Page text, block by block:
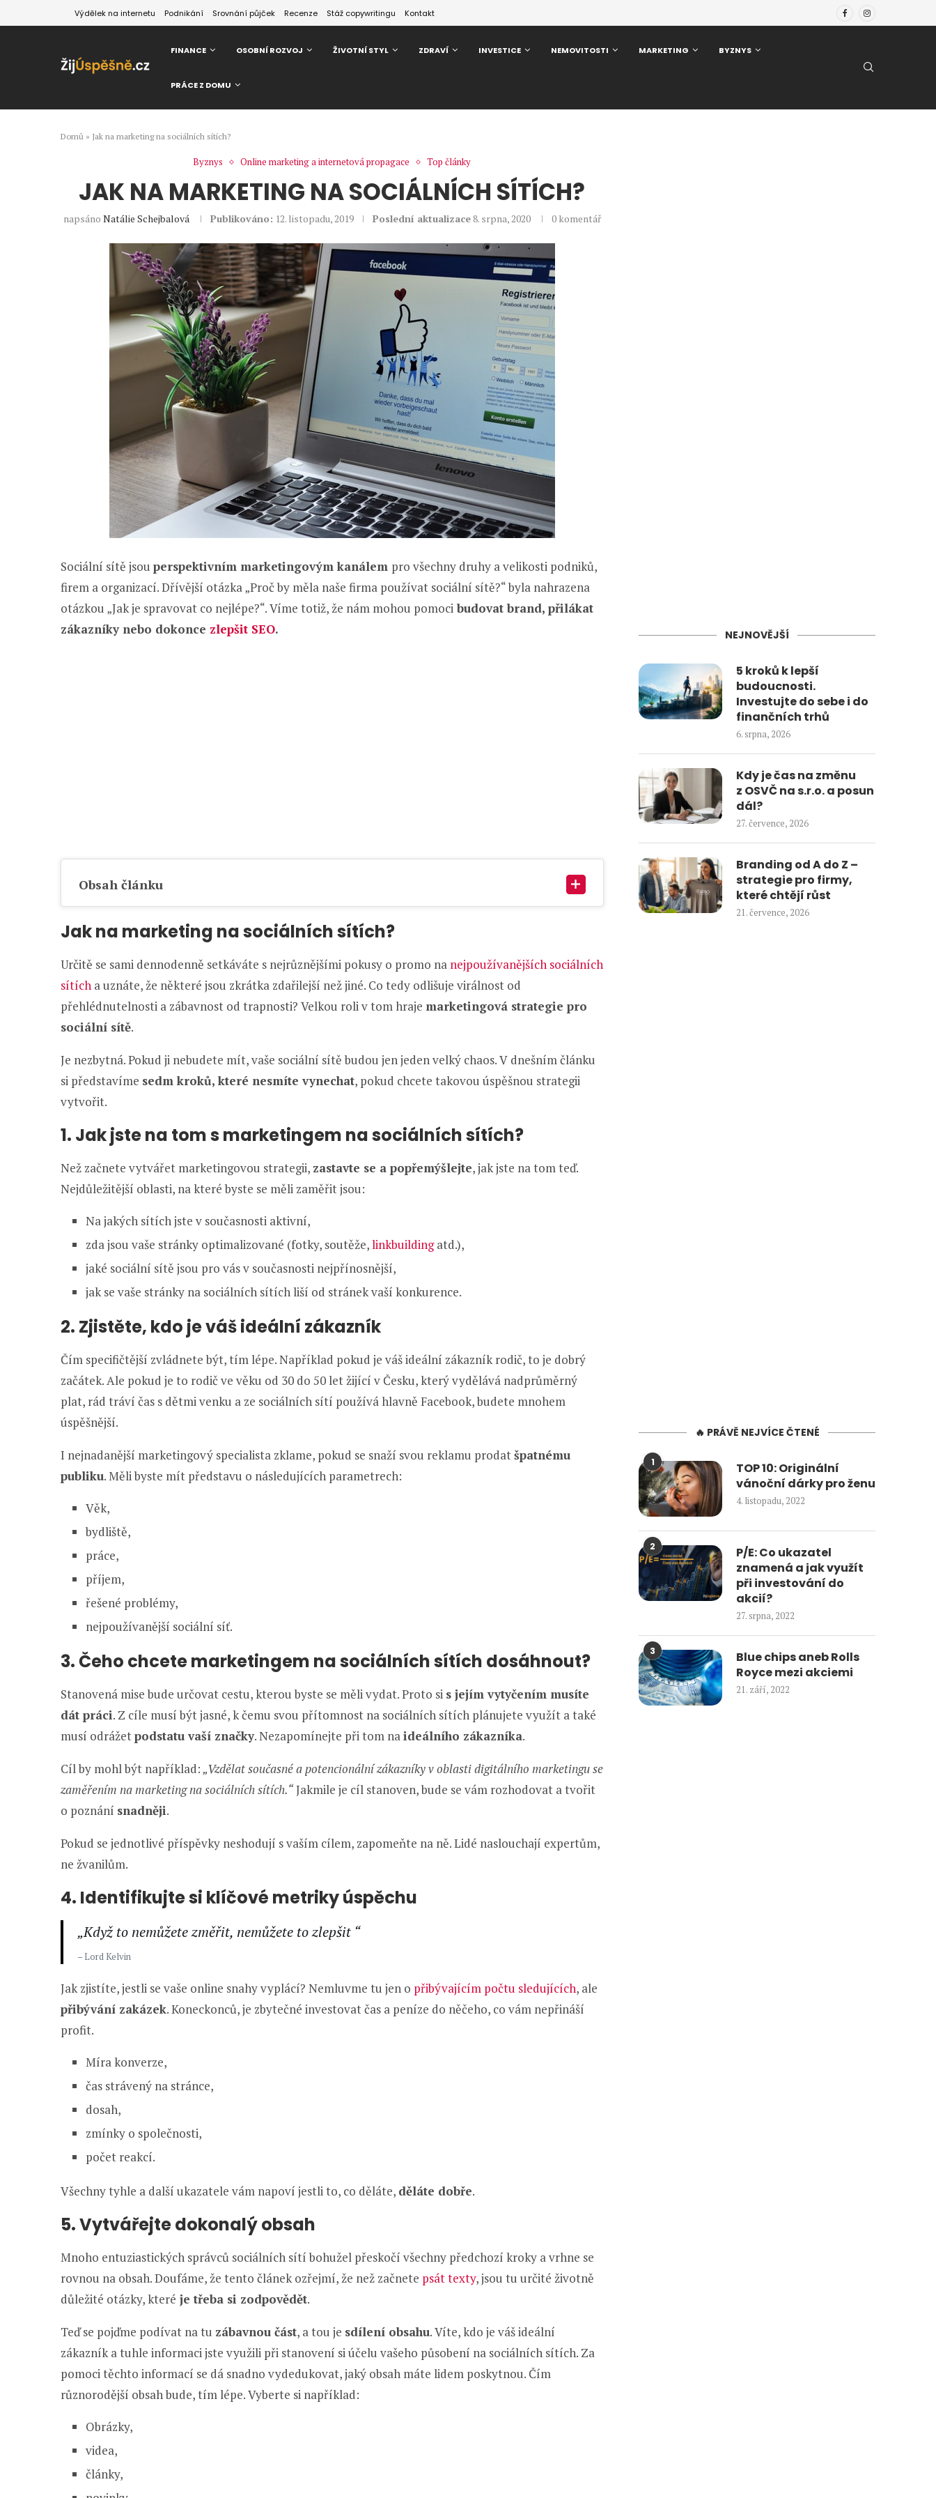
Výdělek na internetu Podnikání Srovnání půjček Recenze Stáž copywritingu Kontakt
FINANCE OSOBNÍ ROZVOJ ŽIVOTNÍ STYL ZDRAVÍ INVESTICE NEMOVITOSTI MARKETING BYZNYS
PRÁCE Z DOMU
Domů » Jak na marketing na sociálních sítích?
Byznys Online marketing a internetová propagace Top články
JAK NA MARKETING NA SOCIÁLNÍCH SÍTÍCH?
napsáno Natálie Schejbalová Publikováno: 12. listopadu, 2019 Poslední aktualizace8. srpna, 2020 0 komentář
Sociální sítě jsou perspektivním marketingovým kanálem pro všechny druhy a velikosti podniků,
firem a organizací. Dřívější otázka „Proč by měla naše firma používat sociální sítě?“ byla nahrazena
otázkou „Jak je spravovat co nejlépe?“. Víme totiž, že nám mohou pomoci budovat brand, přilákat
zákazníky nebo dokonce zlepšit SEO.
Obsah článku
Jak na marketing na sociálních sítích?
Určitě se sami dennodenně setkáváte s nejrůznějšími pokusy o promo na nejpoužívanějších sociálních
sítích a uznáte, že některé jsou zkrátka zdařilejší než jiné. Co tedy odlišuje virálnost od
přehlédnutelnosti a zábavnost od trapnosti? Velkou roli v tom hraje marketingová strategie pro
sociální sítě.
Je nezbytná. Pokud ji nebudete mít, vaše sociální sítě budou jen jeden velký chaos. V dnešním článku
si představíme sedm kroků, které nesmíte vynechat, pokud chcete takovou úspěšnou strategii
vytvořit.
1. Jak jste na tom s marketingem na sociálních sítích?
Než začnete vytvářet marketingovou strategii, zastavte se a popřemýšlejte, jak jste na tom teď.
Nejdůležitější oblasti, na které byste se měli zaměřit jsou:
Na jakých sítích jste v současnosti aktivní,
zda jsou vaše stránky optimalizované (fotky, soutěže,linkbuildingatd.),
jaké sociální sítě jsou pro vás v současnosti nejpřínosnější,
jak se vaše stránky na sociálních sítích liší od stránek vaší konkurence.
2. Zjistěte, kdo je váš ideální zákazník
Čím specifičtější zvládnete být, tím lépe. Například pokud je váš ideální zákazník rodič, to je dobrý
začátek. Ale pokud je to rodič ve věku od 30 do 50 let žijící v Česku, který vydělává nadprůměrný
plat, rád tráví čas s dětmi venku a ze sociálních sítí používá hlavně Facebook, budete mnohem
úspěšnější.
I nejnadanější marketingový specialista zklame, pokud se snaží svou reklamu prodatšpatnému
publiku. Měli byste mít představu o následujících parametrech:
Věk,
bydliště,
práce,
příjem,
řešené problémy,
nejpoužívanější sociální síť.
3. Čeho chcete marketingem na sociálních sítích dosáhnout?
Stanovená mise bude určovat cestu, kterou byste se měli vydat. Proto si s jejím vytyčením musíte
dát práci. Z cíle musí být jasné, k čemu svou přítomnost na sociálních sítích plánujete využít a také
musí odrážetpodstatu vaší značky. Nezapomínejte při tom naideálního zákazníka.
Cíl by mohl být například:„Vzdělat současné a potencionální zákazníky v oblasti digitálního marketingu se
zaměřením na marketing na sociálních sítích.“Jakmile je cíl stanoven, bude se vám rozhodovat a tvořit
o poznání snadněji.
Pokud se jednotlivé příspěvky neshodují s vaším cílem, zapomeňte na ně. Lidé naslouchají expertům,
ne žvanilům.
4. Identifikujte si klíčové metriky úspěchu
„Když to nemůžete změřit, nemůžete to zlepšit “
– Lord Kelvin
Jak zjistíte, jestli se vaše online snahy vyplácí? Nemluvme tu jen o přibývajícím počtu sledujících, ale
přibývání zakázek. Koneckonců, je zbytečné investovat čas a peníze do něčeho, co vám nepřináší
profit.
Míra konverze,
čas strávený na stránce,
dosah,
zmínky o společnosti,
počet reakcí.
Všechny tyhle a další ukazatele vám napoví jestli to, co děláte, děláte dobře.
5. Vytvářejte dokonalý obsah
Mnoho entuziastických správců sociálních sítí bohužel přeskočí všechny předchozí kroky a vrhne se
rovnou na obsah. Doufáme, že tento článek ozřejmí, že než začnete psát texty, jsou tu určité životně
důležité otázky, které je třeba si zodpovědět.
Teď se pojďme podívat na tu zábavnou část, a tou je sdílení obsahu. Víte, kdo je váš ideální
zákazník a tuhle informaci jste využili při stanovení si účelu vašeho působení na sociálních sítích. Za
pomoci těchto informací se dá snadno vydedukovat, jaký obsah máte lidem poskytnou. Čím
různorodější obsah bude, tím lépe. Vyberte si například:
Obrázky,
videa,
články,
NEJNOVĚJŠÍ
5 kroků k lepší
budoucnosti.
Investujte do sebe i do
finančních trhů
6. srpna, 2026
Kdy je čas na změnu
z OSVČ na s.r.o. a posun
dál?
27. července, 2026
Branding od A do Z –
strategie pro firmy,
které chtějí růst
21. července, 2026
🔥 PRÁVĚ NEJVÍCE ČTENÉ
1
TOP 10: Originální
vánoční dárky pro ženu
4. listopadu, 2022
2
P/E: Co ukazatel
znamená a jak využít
při investování do
akcií?
27. srpna, 2022
3
Blue chips aneb Rolls
Royce mezi akciemi
21. září, 2022